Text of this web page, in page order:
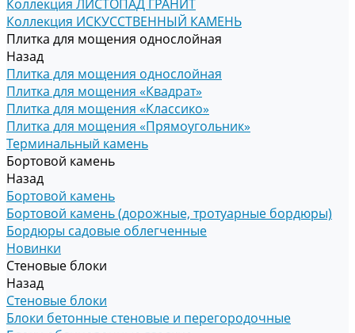
Коллекция ЛИСТОПАД ГРАНИТ
Коллекция ИСКУССТВЕННЫЙ КАМЕНЬ
Плитка для мощения однослойная
Назад
Плитка для мощения однослойная
Плитка для мощения «Квадрат»
Плитка для мощения «Классико»
Плитка для мощения «Прямоугольник»
Терминальный камень
Бортовой камень
Назад
Бортовой камень
Бортовой камень (дорожные, тротуарные бордюры)
Бордюры садовые облегченные
Новинки
Стеновые блоки
Назад
Стеновые блоки
Блоки бетонные стеновые и перегородочные